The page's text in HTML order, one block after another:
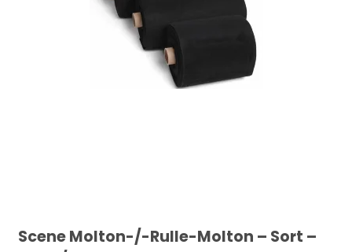
Scene Molton-/-Rulle-Molton – Sort –